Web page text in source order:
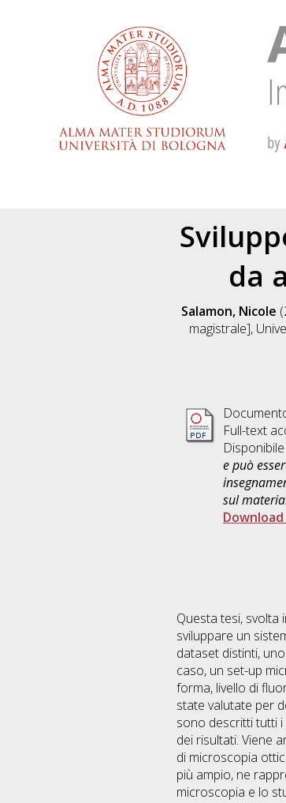
da
Salamon, Nicole
magistrale],
Full-text
e può
sul
Download
Questa tesi, svolta
sviluppare un
dataset distinti,
caso, un set-up
forma, livello di
state valutate per
sono descritti tutti i
dei risultati. Viene
di microscopia
più ampio, ne
microscopia e lo